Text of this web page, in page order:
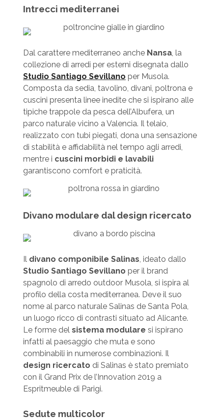
Intrecci mediterranei
Dal carattere mediterraneo anche Nansa, la
collezione di arredi per esterni disegnata dallo
Studio Santiago Sevillano per Musola.
Composta da sedia, tavolino, divani, poltrona e
cuscini presenta linee inedite che si ispirano alle
tipiche trappole da pesca dell’Albufera, un
parco naturale vicino a Valencia. Il telaio,
realizzato con tubi piegati, dona una sensazione
di stabilità e affidabilità nel tempo agli arredi,
mentre i cuscini morbidi e lavabili
garantiscono comfort e praticità.
Divano modulare dal design ricercato
Il divano componibile Salinas, ideato dallo
Studio Santiago Sevillano per il brand
spagnolo di arredo outdoor Musola, si ispira al
profilo della costa mediterranea. Deve il suo
nome al parco naturale Salinas de Santa Pola,
un luogo ricco di contrasti situato ad Alicante.
Le forme del sistema modulare si ispirano
infatti al paesaggio che muta e sono
combinabili in numerose combinazioni. Il
design ricercato di Salinas è stato premiato
con il Grand Prix de l’Innovation 2019 a
Espritmeuble di Parigi.
Sedute multicolor